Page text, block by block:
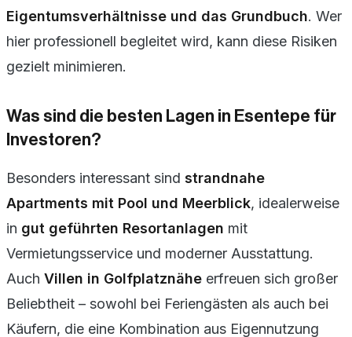
Eigentumsverhältnisse und das Grundbuch. Wer
hier professionell begleitet wird, kann diese Risiken
gezielt minimieren.
Was sind die besten Lagen in Esentepe für
Investoren?
Besonders interessant sind strandnahe
Apartments mit Pool und Meerblick, idealerweise
in gut geführten Resortanlagen mit
Vermietungsservice und moderner Ausstattung.
Auch Villen in Golfplatznähe erfreuen sich großer
Beliebtheit – sowohl bei Feriengästen als auch bei
Käufern, die eine Kombination aus Eigennutzung